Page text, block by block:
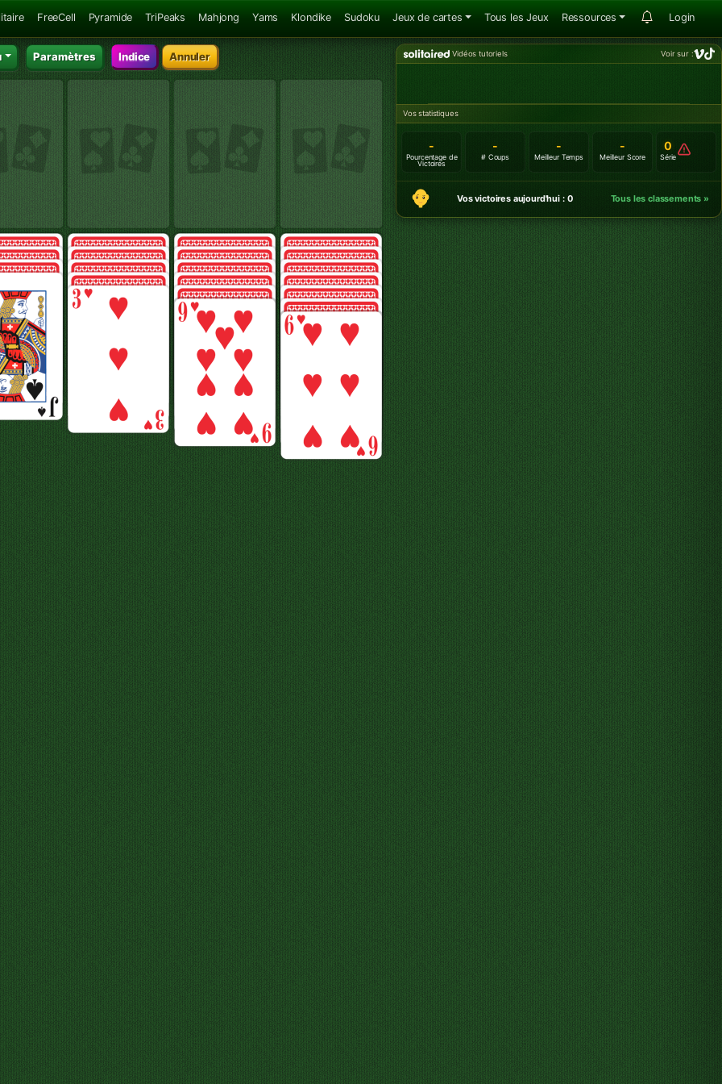
FreeCell Pyramide TriPeaks Mahjong Yams Klondike Sudoku Jeux de cartes Tous les Jeux Ressources Login
Paramètres Indice Annuler Vidéos tutoriels Voir sur :
Vos statistiques
-
Pourcentage de
Victoires
-
# Coups
-
Meilleur Temps
-
Meilleur Score
0
Série
Vos victoires aujourd'hui : 0 Tous les classements »